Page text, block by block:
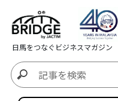
日馬をつなぐビジネスマガジン